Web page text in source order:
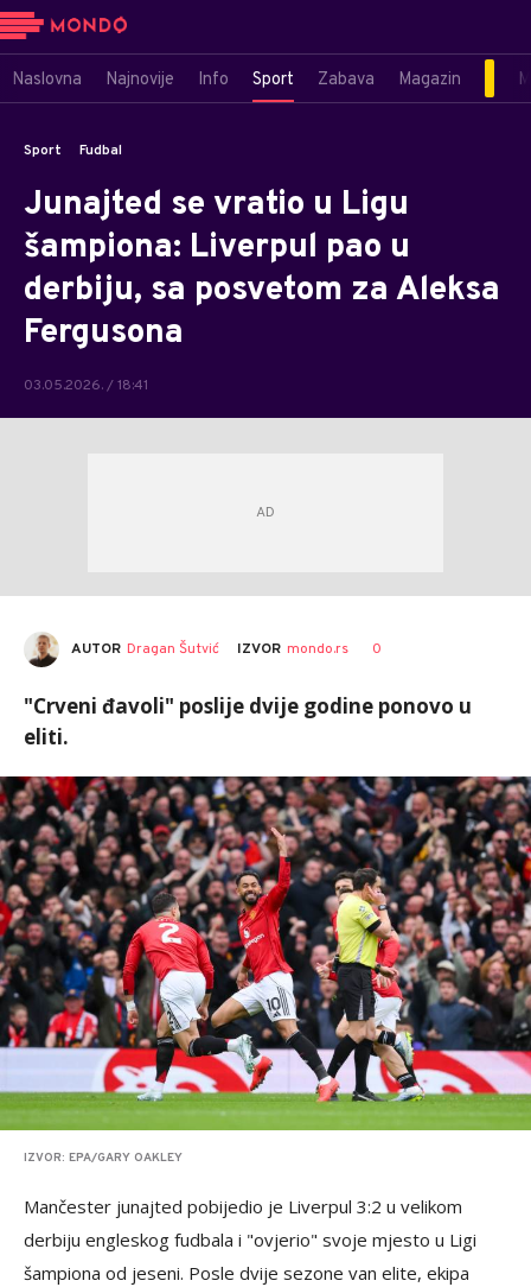
Naslovna Najnovije Info Sport Zabava Magazin
Sport Fudbal
Junajted se vratio u Ligu
šampiona: Liverpul pao u
derbiju, sa posvetom za Aleksa
Fergusona
03.05.2026. / 18:41
AUTOR Dragan Šutvić IZVOR mondo.rs 0
"Crveni đavoli" poslije dvije godine ponovo u
eliti.
IZVOR: EPA/GARY OAKLEY
Mančester junajted pobijedio je Liverpul 3:2 u velikom
derbiju engleskog fudbala i "ovjerio" svoje mjesto u Ligi
šampiona od jeseni. Posle dvije sezone van elite, ekipa